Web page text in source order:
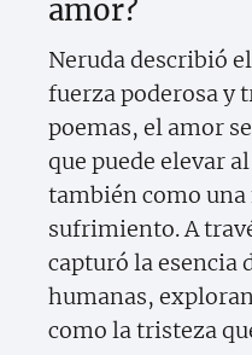
amor?
Neruda describió
fuerza poderosa y
poemas, el amor
que puede elevar
también como
sufrimiento. A
capturó la esencia
humanas,
como la tristeza